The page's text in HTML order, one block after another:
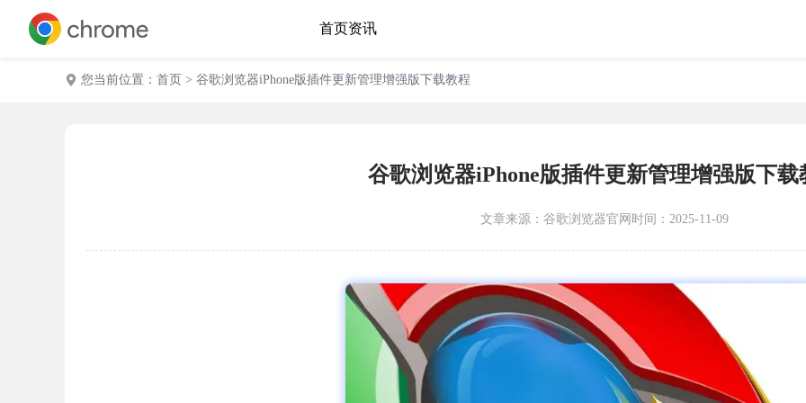
首页资讯
您当前位置： 首页 > 谷歌浏览器iPhone版插件更新管理增强版下载教程
谷歌浏览器iPhone版插件更新管理增强版下载
文章来源： 谷歌浏览器官网 时间：2025-11-09